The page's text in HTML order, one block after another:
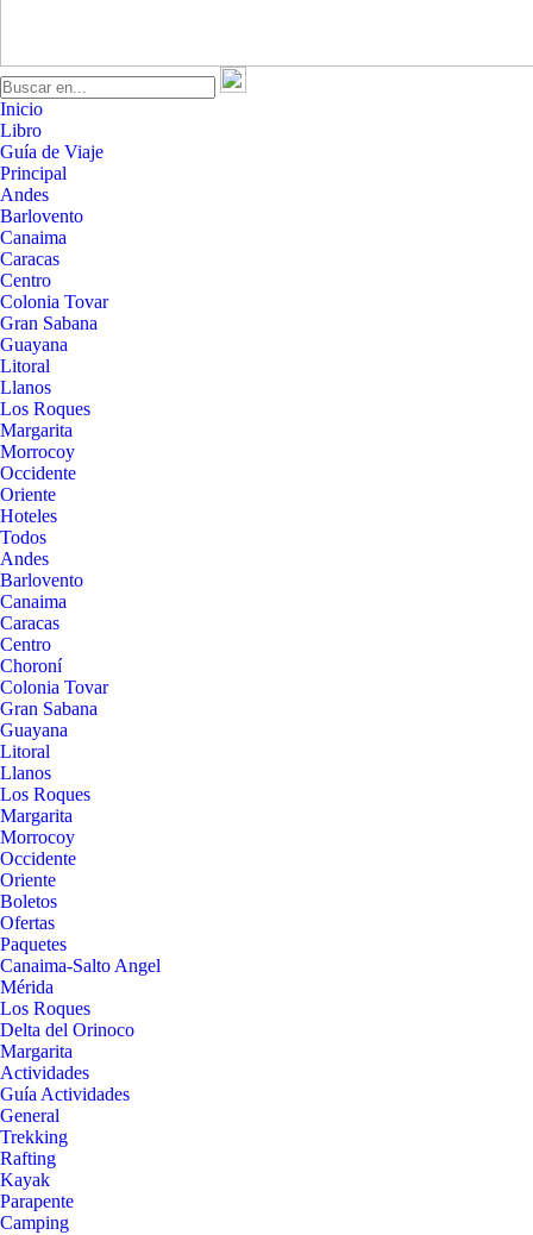
Inicio
Libro
Guía de Viaje
Principal
Andes
Barlovento
Canaima
Caracas
Centro
Colonia Tovar
Gran Sabana
Guayana
Litoral
Llanos
Los Roques
Margarita
Morrocoy
Occidente
Oriente
Hoteles
Todos
Andes
Barlovento
Canaima
Caracas
Centro
Choroní
Colonia Tovar
Gran Sabana
Guayana
Litoral
Llanos
Los Roques
Margarita
Morrocoy
Occidente
Oriente
Boletos
Ofertas
Paquetes
Canaima-Salto Angel
Mérida
Los Roques
Delta del Orinoco
Margarita
Actividades
Guía Actividades
General
Trekking
Rafting
Kayak
Parapente
Camping